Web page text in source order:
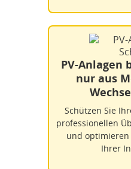
PV-Anlagen
nur aus
Schützen Sie
professionellen
und optimieren
Ihrer